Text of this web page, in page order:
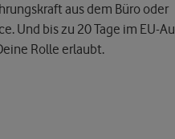
aus dem Büro oder
Und bis zu 20 Tage im EU-
Rolle erlaubt.